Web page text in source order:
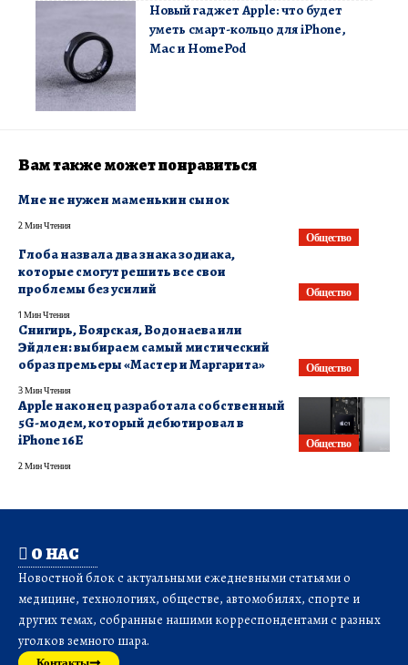
Новый гаджет Apple: что будет
уметь смарт-кольцо для iPhone,
Mac и HomePod
Вам также может понравиться
Общество
Мне не нужен маменькин сынок
2 Мин Чтения
Общество
Глоба назвала два знака зодиака,
которые смогут решить все свои
проблемы без усилий
1 Мин Чтения
Общество
Снигирь, Боярская, Водонаева или
Эйдлен: выбираем самый мистический
образ премьеры «Мастер и Маргарита»
3 Мин Чтения
Общество
Apple наконец разработала собственный
5G-модем, который дебютировал в
iPhone 16E
2 Мин Чтения
О НАС
Новостной блок с актуальными ежедневными статьями о
медицине, технологиях, обществе, автомобилях, спорте и
других темах, собранные нашими корреспондентами с разных
уголков земного шара.